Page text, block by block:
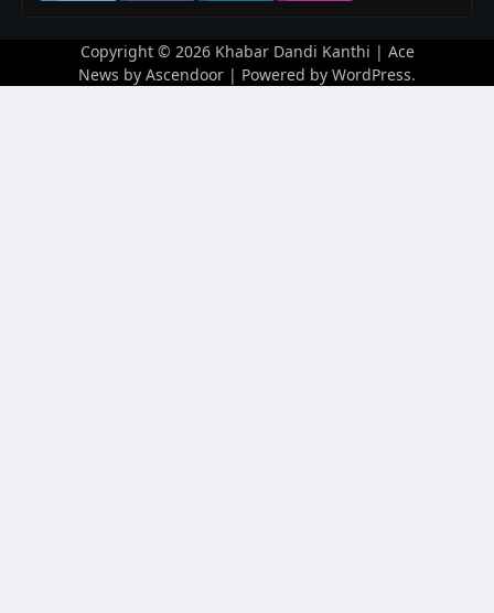
Copyright © 2026 Khabar Dandi Kanthi | Ace
News by Ascendoor | Powered by WordPress.